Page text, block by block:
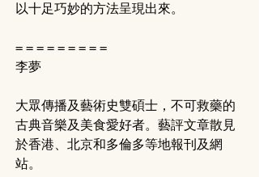
以十足巧妙的方法呈現出來。
= = = = = = = = =
李夢
大眾傳播及藝術史雙碩士，不可救藥的
古典音樂及美食愛好者。藝評文章散見
於香港、北京和多倫多等地報刊及網
站。